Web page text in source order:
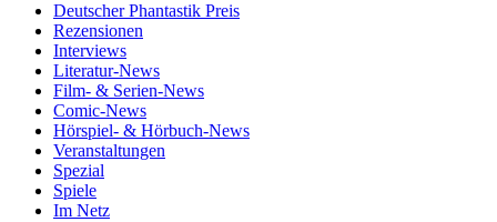
Deutscher Phantastik Preis
Rezensionen
Interviews
Literatur-News
Film- & Serien-News
Comic-News
Hörspiel- & Hörbuch-News
Veranstaltungen
Spezial
Spiele
Im Netz